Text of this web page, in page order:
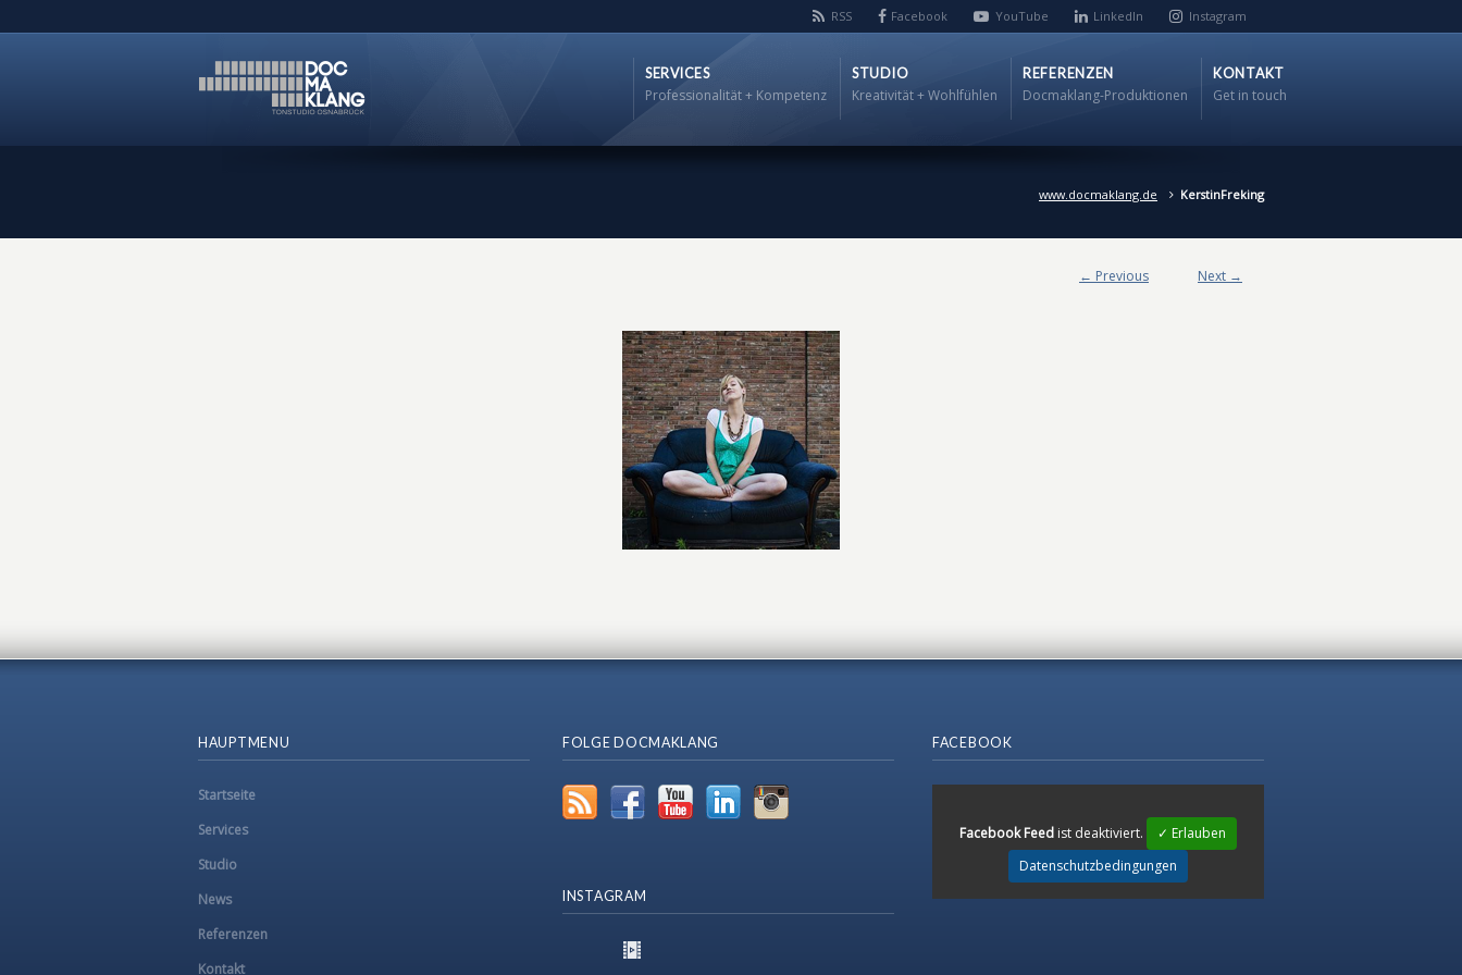
RSS Facebook YouTube LinkedIn Instagram
SERVICES
Professionalität + Kompetenz
STUDIO
Kreativität + Wohlfühlen
REFERENZEN
Docmaklang-Produktionen
KONTAKT
Get in touch
www.docmaklang.de KerstinFreking
← Previous Next →
HAUPTMENU
Startseite
Services
Studio
News
Referenzen
Kontakt
FOLGE DOCMAKLANG
INSTAGRAM
FACEBOOK
Facebook Feed ist deaktiviert.
✓ Erlauben
Datenschutzbedingungen